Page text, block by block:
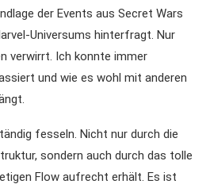
der Events aus Secret Wars
Universums hinterfragt. Nur
verwirrt. Ich konnte immer
und wie es wohl mit anderen
fesseln. Nicht nur durch die
sondern auch durch das tolle
Flow aufrecht erhält. Es ist